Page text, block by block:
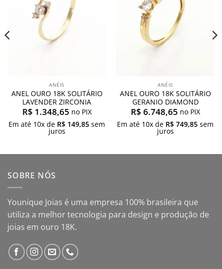
ANÉIS
ANEL OURO 18K SOLITÁRIO
LAVENDER ZIRCONIA
R$ 1.348,65 no PIX
Em até 10x de R$ 149,85 sem
juros
ANÉIS
ANEL OURO 18K SOLITÁRIO
GERANIO DIAMOND
R$ 6.748,65 no PIX
Em até 10x de R$ 749,85 sem
juros
SOBRE NÓS
Younique Joias é uma empresa 100% brasileira que
utiliza a melhor tecnologia para design e produção de
joias em ouro 18K.